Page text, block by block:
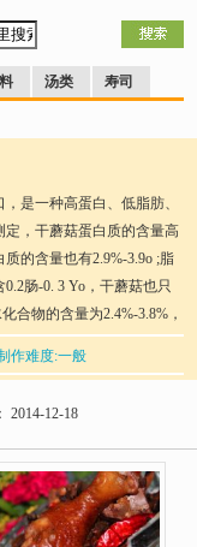
汤类
寿司
是一种高蛋白、低脂肪、
定，干蘑菇蛋白质的含量高
的含量也有2.9%-3.9o ;脂
肠-0. 3 Yo，干蘑菇也只
合物的含量为2.4%-3.8%，
蘑菇蛋白质的含量几乎为
蔬菜的2倍，与牛奶相等;
90%，含有人体全部必需
量和比例都较高，特别是赖
，这对大多数谷物来说恰
的铁、磷、钾、钙等矿质
、核黄素(VBZ )、烟酸(复
作难度:一般
博2014-12-18